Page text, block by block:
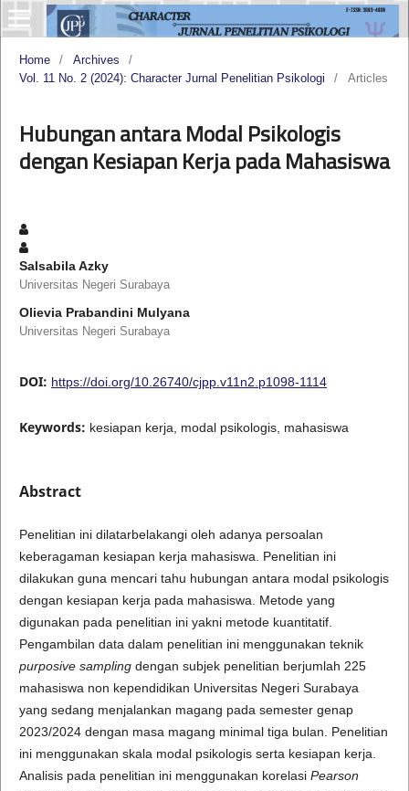
Home / Archives
/
Vol. 11 No. 2 (2024): Character Jurnal Penelitian Psikologi
/ Articles
Hubungan antara Modal Psikologis
dengan Kesiapan Kerja pada Mahasiswa
Salsabila Azky
Universitas Negeri Surabaya
Olievia Prabandini Mulyana
Universitas Negeri Surabaya
DOI: https://doi.org/10.26740/cjpp.v11n2.p1098-1114
Keywords: kesiapan kerja, modal psikologis, mahasiswa
Abstract
Penelitian ini dilatarbelakangi oleh adanya persoalan
keberagaman kesiapan kerja mahasiswa. Penelitian ini
dilakukan guna mencari tahu hubungan antara modal psikologis
dengan kesiapan kerja pada mahasiswa. Metode yang
digunakan pada penelitian ini yakni metode kuantitatif.
Pengambilan data dalam penelitian ini menggunakan teknik
purposive sampling dengan subjek penelitian berjumlah 225
mahasiswa non kependidikan Universitas Negeri Surabaya
yang sedang menjalankan magang pada semester genap
2023/2024 dengan masa magang minimal tiga bulan. Penelitian
ini menggunakan skala modal psikologis serta kesiapan kerja.
Analisis pada penelitian ini menggunakan korelasi Pearson